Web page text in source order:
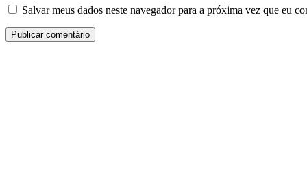
Salvar meus dados neste navegador para a próxima vez que eu